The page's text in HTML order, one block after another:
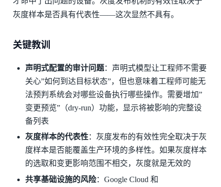
灰度样本是否具有代表性——这次显然不具有。
关键教训
声明式配置的审计问题：声明式模型让工程师不需要
关心”如何到达目标状态”，但也意味着工程师可能无
法预判系统会对哪些设备执行哪些操作。需要增加”
变更预览”（dry-run）功能，显示将被影响的完整设
备列表
灰度样本的代表性：灰度发布的有效性完全取决于灰
度样本是否能覆盖生产环境的多样性。如果灰度样本
的选取和变更影响范围不相交，灰度就是无效的
共享基础设施的风险：Google Cloud 和